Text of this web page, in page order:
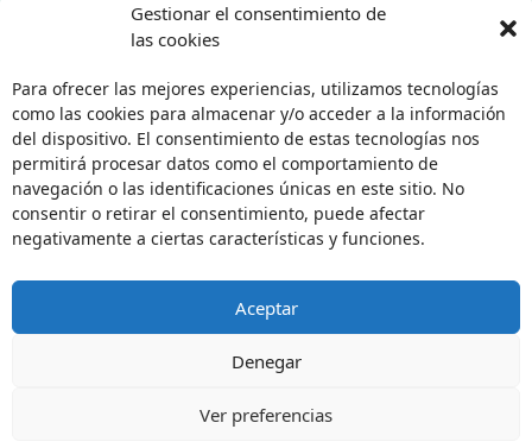
Gestionar el consentimiento de
las cookies
Para ofrecer las mejores experiencias, utilizamos tecnologías
como las cookies para almacenar y/o acceder a la información
del dispositivo. El consentimiento de estas tecnologías nos
permitirá procesar datos como el comportamiento de
navegación o las identificaciones únicas en este sitio. No
consentir o retirar el consentimiento, puede afectar
negativamente a ciertas características y funciones.
Aceptar
Denegar
Ver preferencias
Política de Términos y Condiciones de Uso
Política de Tratamiento de Datos Personales VECOL
S.A
Política de Derechos de Autor y Uso sobre los
Contenidos
Política Editorial de la Sede Electrónica
Encuesta de usabilidad